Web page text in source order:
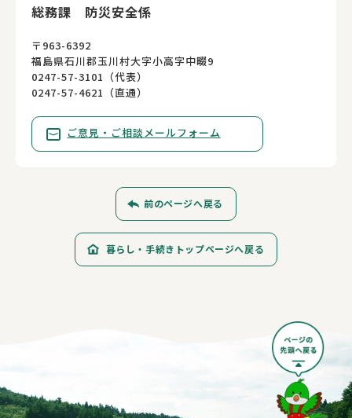
総務課 防災安全係
〒963-6392
福島県石川郡玉川村大字小高字中畷9
0247-57-3101（代表）
0247-57-4621（直通）
ご意見・ご相談メールフォーム
前のページへ戻る
暮らし・手続きトップページへ戻る